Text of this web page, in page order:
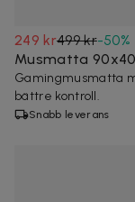
249 kr499 kr-50%
Musmatta
Gamingmusmatta
bättre kontroll.
Snabb leverans